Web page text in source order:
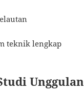
teknik lengkap
Unggulan